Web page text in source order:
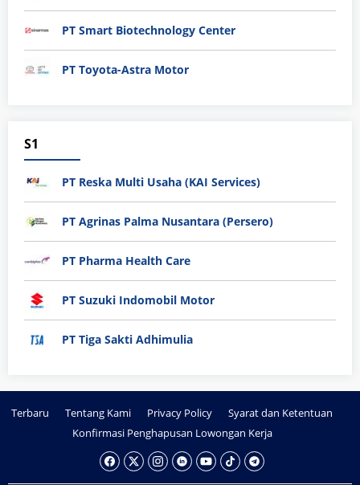
PT Smart Biotechnology Center
PT Toyota-Astra Motor
S1
PT Reska Multi Usaha (KAI Services)
PT Agrinas Palma Nusantara (Persero)
PT Pharma Health Care
PT Suzuki Indomobil Motor
PT Tiga Sakti Adhimulia
Terbaru Tentang Kami Privacy Policy
Syarat dan Ketentuan
Konfirmasi Penghapusan Lowongan Kerja